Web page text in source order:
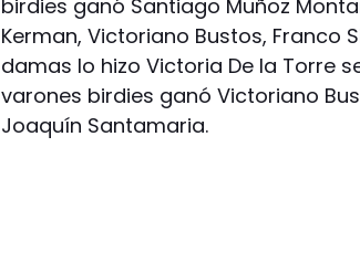
birdies ganó Santiago Muñoz
Kerman, Victoriano Bustos, Franco
damas lo hizo Victoria De la Torre
varones birdies ganó Victoriano
Joaquín Santamaria.